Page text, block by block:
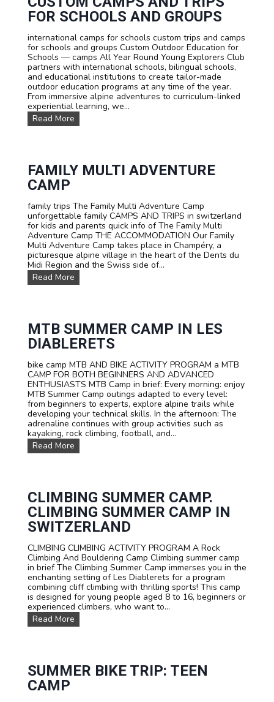
e
n
h
,
E
n
g
l
i
s
o
r
m
i
n
a
n
i
m
m
r
e
a
d
e
n
t
u
r
e
!
o
m
o
d
a
t
i
o
n
s
FOR SCHOOLS AND GROUPS
international camps for schools custom trips and camps
for schools and groups Custom Outdoor Education for
Schools — camps All Year Round Young Explorers Club
partners with international schools, bilingual schools,
and educational institutions to create tailor-made
outdoor education programs at any time of the year.
From immersive alpine adventures to curriculum-linked
experiential learning, we...
Read More
u
m
C
p
s
a
n
d
T
r
p
r
S
c
o
o
l
s
a
n
d
G
r
o
FAMILY MULTI ADVENTURE
CAMP
family trips The Family Multi Adventure Camp
unforgettable family CAMPS AND TRIPS in switzerland
for kids and parents quick info of The Family Multi
Adventure Camp THE ACCOMMODATION Our Family
Multi Adventure Camp takes place in Champéry, a
picturesque alpine village in the heart of the Dents du
Midi Region and the Swiss side of...
Read More
a
y
M
u
t
i
A
d
v
e
n
t
r
m
p
MTB SUMMER CAMP IN LES
DIABLERETS
bike camp MTB AND BIKE ACTIVITY PROGRAM a MTB
CAMP FOR BOTH BEGINNERS AND ADVANCED
ENTHUSIASTS MTB Camp in brief: Every morning: enjoy
MTB Summer Camp outings adapted to every level:
from beginners to experts, explore alpine trails while
developing your technical skills. In the afternoon: The
adrenaline continues with group activities such as
kayaking, rock climbing, football, and...
Read More
T
m
m
r
c
a
m
p
i
n
L
e
s
e
CLIMBING SUMMER CAMP.
CLIMBING SUMMER CAMP IN
SWITZERLAND
CLIMBING CLIMBING ACTIVITY PROGRAM A Rock
Climbing And Bouldering Camp Climbing summer camp
in brief The Climbing Summer Camp immerses you in the
enchanting setting of Les Diablerets for a program
combining cliff climbing with thrilling sports! This camp
is designed for young people aged 8 to 16, beginners or
experienced climbers, who want to...
Read More
l
i
n
SUMMER BIKE TRIP: TEEN
CAMP